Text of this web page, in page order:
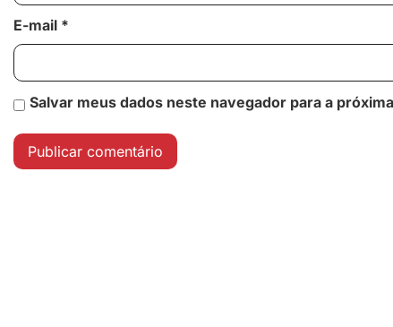
E-mail *
Salvar meus dados neste navegador para a